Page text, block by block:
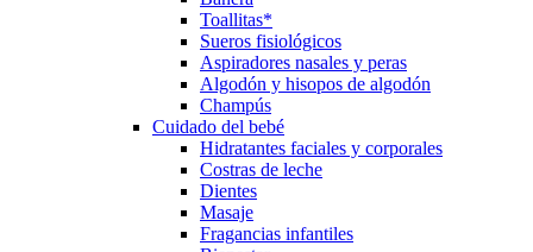
Toallitas*
Sueros fisiológicos
Aspiradores nasales y peras
Algodón y hisopos de algodón
Champús
Cuidado del bebé
Hidratantes faciales y corporales
Costras de leche
Dientes
Masaje
Fragancias infantiles